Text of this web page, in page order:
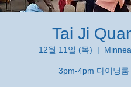
Tai Ji
12월 11일 (목)
  |
3pm-4pm 다이닝룸